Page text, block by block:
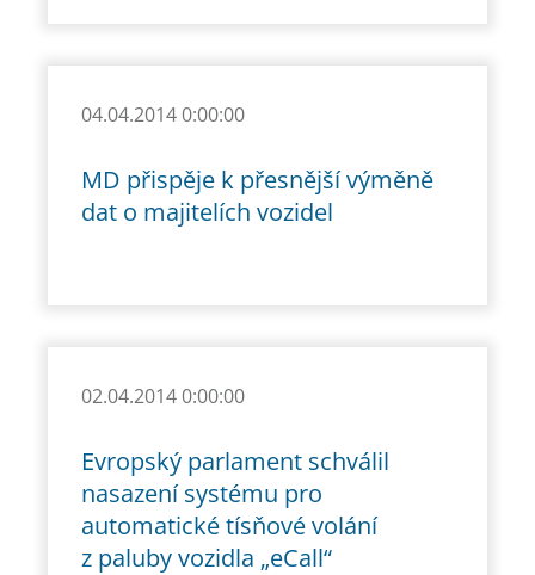
04.04.2014 0:00:00
MD přispěje k přesnější výměně
dat o majitelích vozidel
02.04.2014 0:00:00
Evropský parlament schválil
nasazení systému pro
automatické tísňové volání
z paluby vozidla „eCall“